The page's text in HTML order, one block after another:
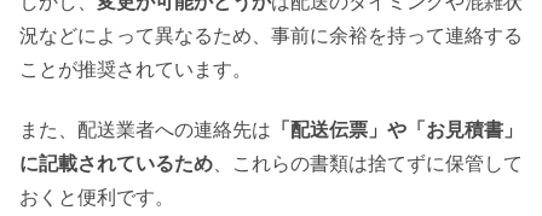
況などによって異なるため、事前に余裕を持って連絡する
ことが推奨されています。
また、配送業者への連絡先は 「配送伝票」や「お見積書」
に記載されているため、これらの書類は捨てずに保管して
おくと便利です。